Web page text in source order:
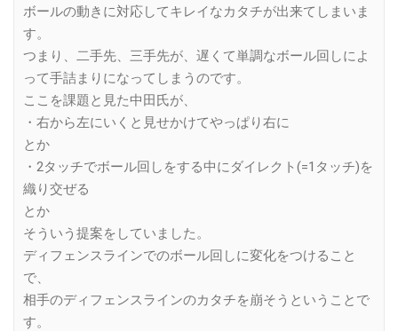
ボールの動きに対応してキレイなカタチが出来てしまいま
す。
つまり、二手先、三手先が、遅くて単調なボール回しによ
って手詰まりになってしまうのです。
ここを課題と見た中田氏が、
・右から左にいくと見せかけてやっぱり右に
とか
・2タッチでボール回しをする中にダイレクト(=1タッチ)を
織り交ぜる
とか
そういう提案をしていました。
ディフェンスラインでのボール回しに変化をつけること
で、
相手のディフェンスラインのカタチを崩そうということで
す。